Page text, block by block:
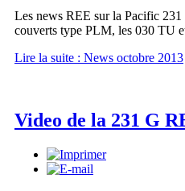
Les news REE sur la Pacific
couverts type PLM, les 030 TU
Lire la suite : News octobre 2013
Video de la 231 G